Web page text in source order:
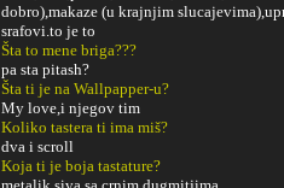
dobro),makaze (u krajnjim
srafovi.to je to
Šta to mene briga???
pa sta pitash?
Šta ti je na Wallpapper-u?
My love,i njegov tim
Koliko tastera ti ima miš?
dva i scroll
Koja ti je boja tastature?